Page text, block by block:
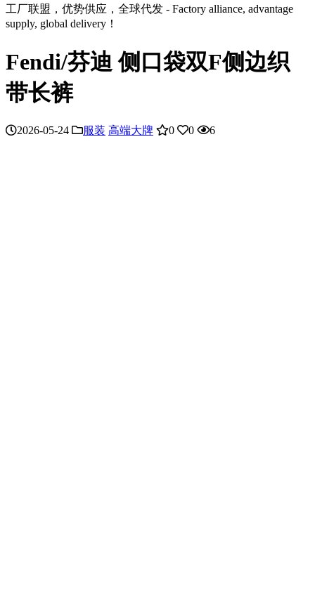
工厂联盟，优势供应，全球代发 - Factory alliance, advantage
supply, global delivery！
Fendi/芬迪 侧口袋双F侧边织
带长裤
2026-05-24 服装 高端大牌 0 0 6